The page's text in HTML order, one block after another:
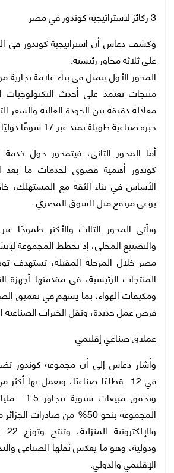
3 ركائز لاستراتيجية كوندور في مصر
وكشف دعاس أن استراتيجية كوندور في
على ثلاثة محاور رئيسية.
المحور الأول يتمثل في بناء علامة تجارية
منتجات تعتمد على أحدث التكنولوجيات
معادلة دقيقة بين الجودة العالية والسعر
خبرة صناعية طويلة تمتد عبر 17 سوقًا دوليًا.
أما المحور الثاني، فيتمحور حول
كوندور أهمية قصوى لخدمات ما بعد
الأساس في بناء الثقة مع المستهلك،
بوعي مرتفع مثل السوق المصري.
ويأتي المحور الثالث والأكثر طموحًا
والتصنيع المحلي، إذ تخطط المجموعة
مصر خلال المرحلة المقبلة، تستهدف
المنتجات الرئيسية، في مقدمتها أجهزة
ومكيفات الهواء، بما يسهم في تعميق
فرص عمل جديدة، ونقل الخبرات الصناعية
عملاق صناعي إقليمي
وتحقق
المجموعة بنحو 50% من صادرات
ودولية، وهو ما يعكس ثقلها الصناعي
الإقليمي والدولي.